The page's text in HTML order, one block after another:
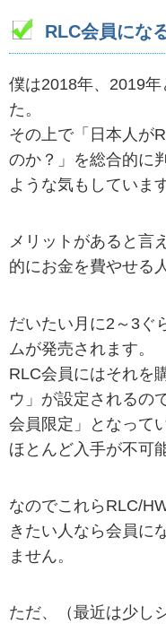
RLC会員にな
僕は2018年、2019
た。
その上で「日本人が
のか？」を総合的に
ような気もしています
メリットがあると言
的にお金を費やせる
だいたい月に2～3ぐ
ムが発売されます。
RLC会員にはそれを
ウ」が設定されるの
会員限定」となって
ほとんど入手が不可
なのでこれらRLC/
きたい人なら会員に
ません。
ただ、（最近は少し